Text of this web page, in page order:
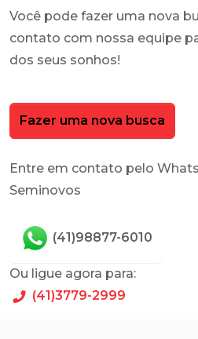
Você pode fazer uma nova
contato com nossa equipe
dos seus sonhos!
Fazer uma nova busca
Entre em contato pelo
Seminovos
(41)98877-6010
Ou ligue agora para:
(41)3779-2999